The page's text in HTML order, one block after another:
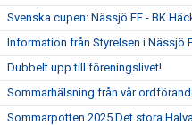
Svenska cupen: Nässjö FF - BK
Information från Styrelsen i Nässjö
Dubbelt upp till föreningslivet!
Sommarhälsning från vår
Sommarpotten 2025 Det stora